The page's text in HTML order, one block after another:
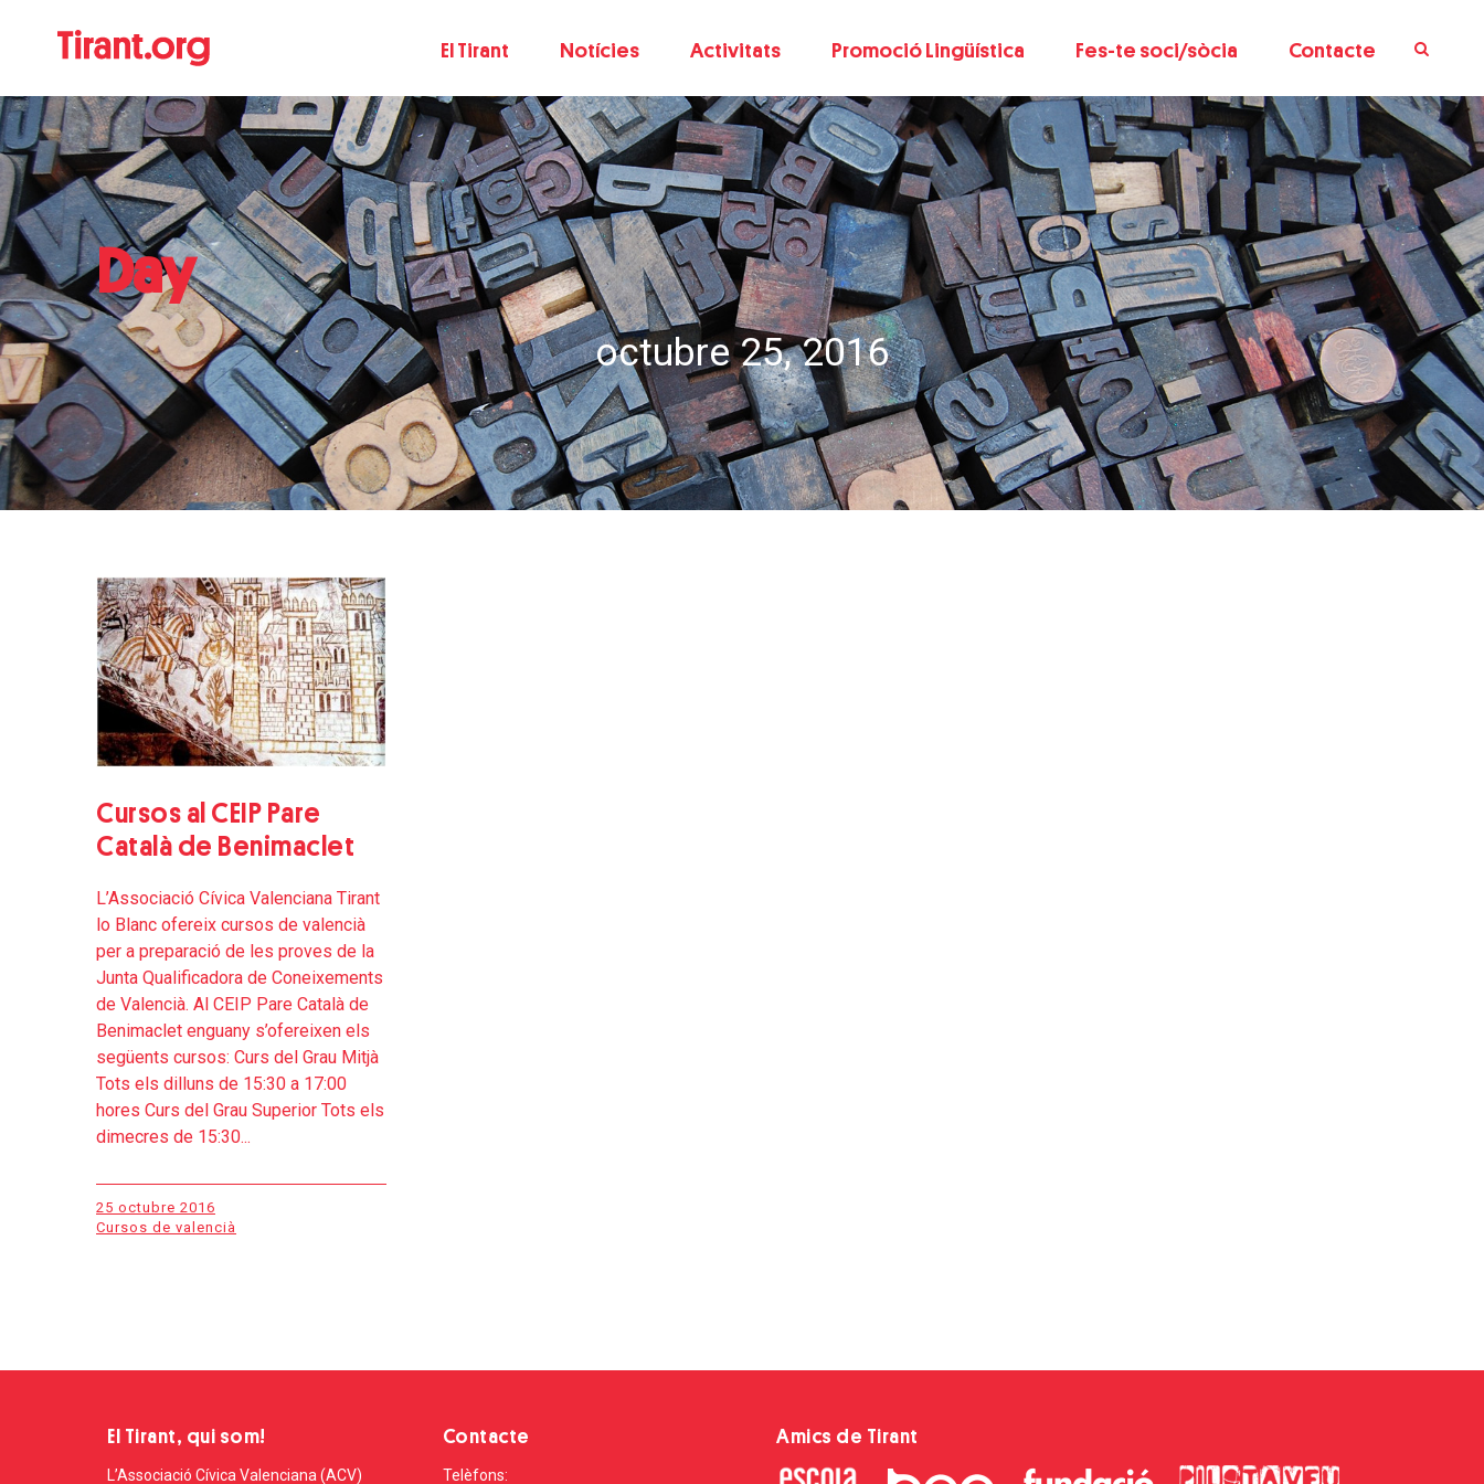
El Tirant Notícies Activitats Promoció Lingüística Fes-te soci/sòcia Contacte
Day
octubre 25, 2016
Cursos al CEIP Pare
Català de Benimaclet
L’Associació Cívica Valenciana Tirant
lo Blanc ofereix cursos de valencià
per a preparació de les proves de la
Junta Qualificadora de Coneixements
de Valencià. Al CEIP Pare Català de
Benimaclet enguany s’ofereixen els
següents cursos: Curs del Grau Mitjà
Tots els dilluns de 15:30 a 17:00
hores Curs del Grau Superior Tots els
dimecres de 15:30...
25 octubre 2016
Cursos de valencià
El Tirant, qui som!
L’Associació Cívica Valenciana (ACV)
Contacte
Telèfons:
Amics de Tirant